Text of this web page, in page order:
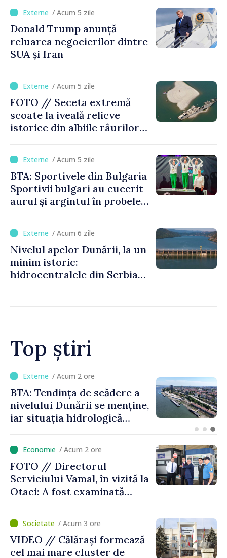
acoperit în proporție de
până la 44%/ Acum 5 zile
Donald Trump anunță
reluarea negocierilor dintre
SUA și Iran
/ Acum 5 zile
FOTO // Seceta extremă
scoate la iveală relicve
istorice din albiile râurilor
/ Acum 5 zile
BTA: Sportivele din Bulgaria
Sportivii bulgari au cucerit
aurul și argintul în probele
de gimnastică aerobică de la
Oradea
/ Acum 6 zile
Nivelul apelor Dunării, la un
minim istoric:
hidrocentralele din Serbia
Top știri
/ Acum 6 minute
Energocom a asigurat
necesarul de energie
electrică pentru 8 august.
cetățenii să reducă
consumul în orele de vârf
/ Acum 2 ore
FOTO // Directorul
Serviciului Vamal, în vizită la
Otaci: A fost examinată
control vamal cu un scanner
performant/ Acum 3 ore
VIDEO // Călărași formează
cel mai mare cluster de